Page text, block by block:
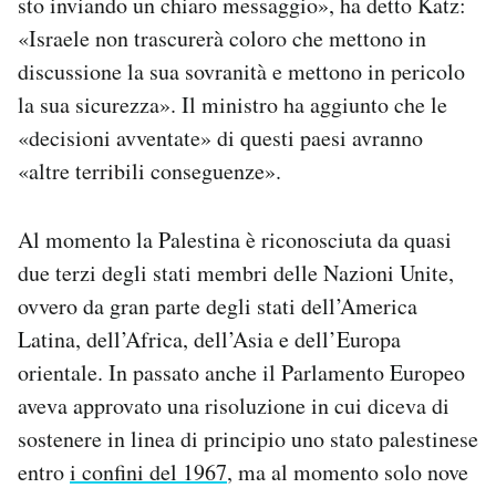
«Israele non trascurerà coloro che mettono in
discussione la sua sovranità e mettono in pericolo
la sua sicurezza». Il ministro ha aggiunto che le
«decisioni avventate» di questi paesi avranno
«altre terribili conseguenze».
Al momento la Palestina è riconosciuta da quasi
due terzi degli stati membri delle Nazioni Unite,
ovvero da gran parte degli stati dell’America
Latina, dell’Africa, dell’Asia e dell’Europa
orientale. In passato anche il Parlamento Europeo
aveva approvato una risoluzione in cui diceva di
sostenere in linea di principio uno stato palestinese
entroi confini del 1967, ma al momento solo nove